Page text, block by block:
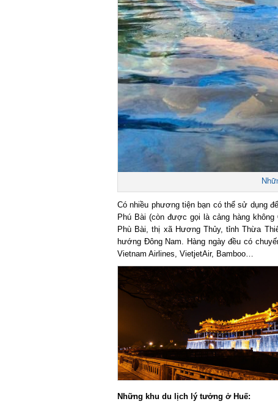
Có nhiều phương tiện bạn có thể sử dụng
Phú Bài (còn được gọi là cảng hàng
Phù Bài, thị xã Hương Thủy, tỉnh Thừa
hướng Đông Nam. Hàng ngày đều có
Vietnam Airlines, VietjetAir, Bamboo…
Những khu du lịch lý tưởng ở Huế: